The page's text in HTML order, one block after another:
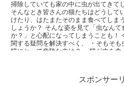
掃除していても家の中に虫が出てきて
そんなとき皆さんの猫たちはどうして
けたり、はたまたそのまま食べてしま
しょうか？ そんな姿を見て「虫なん
か？」と心配になってしまうことも！
関する疑問を解決すべく、 ・そもそも
猫にとって危険な虫は？ ・猫が虫を
スポンサー